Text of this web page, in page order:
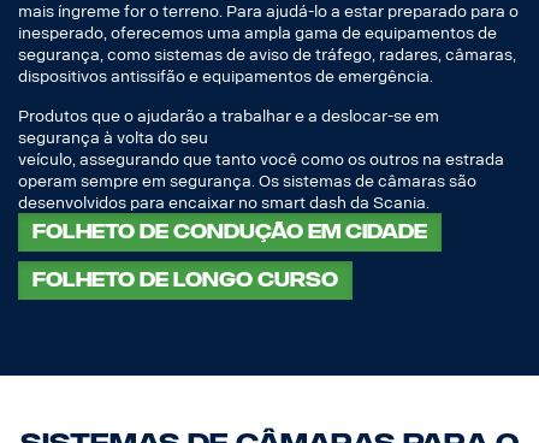
mais íngreme for o terreno. Para ajudá-lo a estar preparado para o
inesperado, oferecemos uma ampla gama de equipamentos de
segurança, como sistemas de aviso de tráfego, radares, câmaras,
dispositivos antissifão e equipamentos de emergência.
Produtos que o ajudarão a trabalhar e a deslocar-se em
segurança à volta do seu
veículo, assegurando que tanto você como os outros na estrada
operam sempre em segurança. Os sistemas de câmaras são
desenvolvidos para encaixar no smart dash da Scania.
Folheto de condução em cidade
Folheto de longo curso